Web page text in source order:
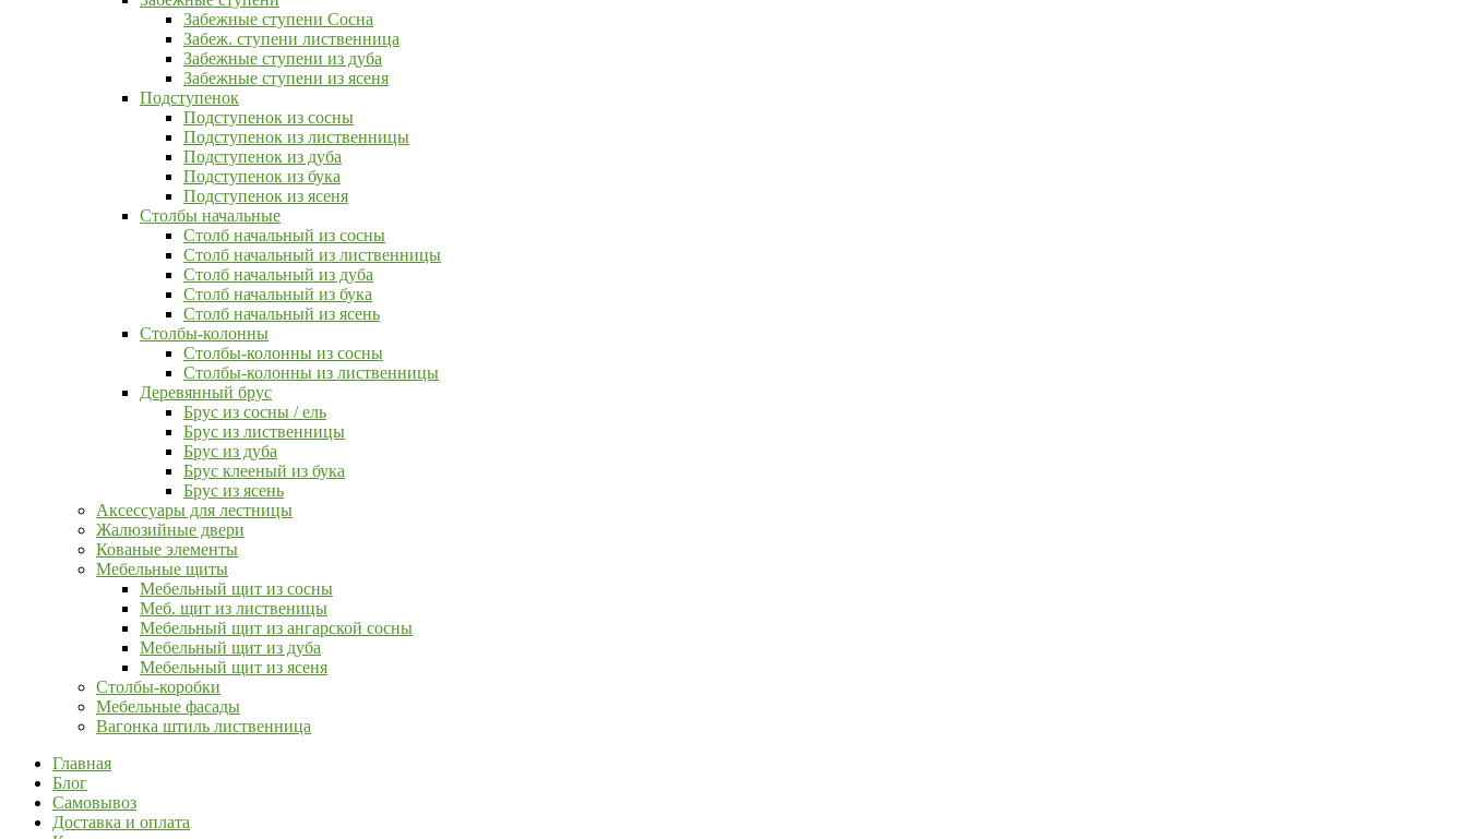
Забежные ступени Сосна
Забеж. ступени лиственница
Забежные ступени из дуба
Забежные ступени из ясеня
Подступенок
Подступенок из сосны
Подступенок из лиственницы
Подступенок из дуба
Подступенок из бука
Подступенок из ясеня
Столбы начальные
Столб начальный из сосны
Столб начальный из лиственницы
Столб начальный из дуба
Столб начальный из бука
Столб начальный из ясень
Столбы-колонны
Столбы-колонны из сосны
Столбы-колонны из лиственницы
Деревянный брус
Брус из сосны / ель
Брус из лиственницы
Брус из дуба
Брус клееный из бука
Брус из ясень
Аксессуары для лестницы
Жалюзийные двери
Кованые элементы
Мебельные щиты
Мебельный щит из сосны
Меб. щит из лиственицы
Мебельный щит из ангарской сосны
Мебельный щит из дуба
Мебельный щит из ясеня
Столбы-коробки
Мебельные фасады
Вагонка штиль лиственница
Главная
Блог
Самовывоз
Доставка и оплата